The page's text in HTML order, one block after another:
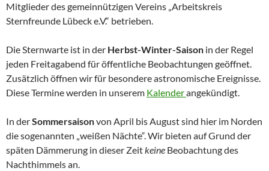
Mitglieder des gemeinnützigen Vereins „Arbeitskreis
Sternfreunde Lübeck e.V.“ betrieben.
Die Sternwarte ist in der Herbst-Winter-Saison in der Regel
jeden Freitagabend für öffentliche Beobachtungen geöffnet.
Zusätzlich öffnen wir für besondere astronomische Ereignisse.
Diese Termine werden in unserem Kalenderangekündigt.
In derSommersaisonvon April bis August sind hier im Norden
die sogenannten „weißen Nächte“. Wir bieten auf Grund der
späten Dämmerung in dieser Zeitkeine Beobachtung des
Nachthimmels an.